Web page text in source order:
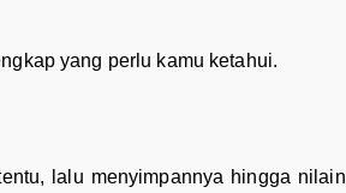
yang perlu kamu ketahui.
lalu menyimpannya hingga